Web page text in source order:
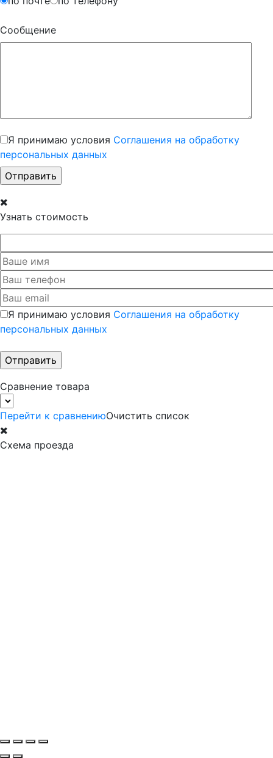
Сообщение
Я принимаю условия Соглашения на обработку
персональных данных
Узнать стоимость
Я принимаю условия Соглашения на обработку
персональных данных
Сравнение товара
Перейти к сравнениюОчистить список
Схема проезда